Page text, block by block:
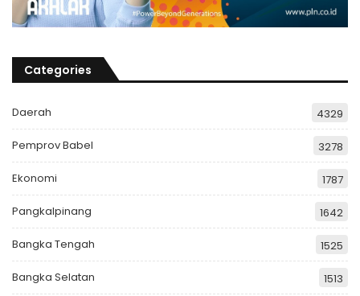
Categories
Daerah 4329
Pemprov Babel 3278
Ekonomi 1787
Pangkalpinang 1642
Bangka Tengah 1525
Bangka Selatan 1513